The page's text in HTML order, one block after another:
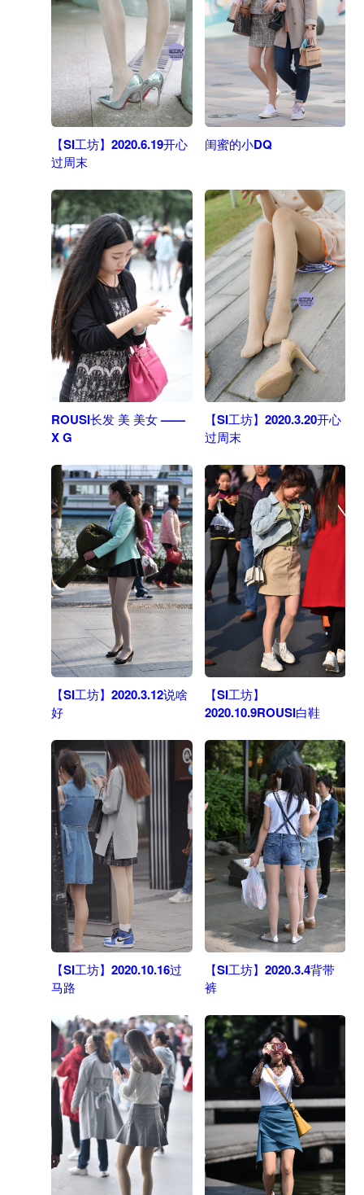
【SI工坊】2020.6.19开心
过周末
闺蜜的小DQ
ROUSI长发 美 美女 ——
X G
【SI工坊】2020.3.20开心
过周末
【SI工坊】2020.3.12说啥
好
【SI工坊】
2020.10.9ROUSI白鞋
【SI工坊】2020.10.16过
马路
【SI工坊】2020.3.4背带
裤